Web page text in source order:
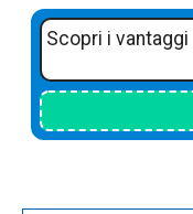
Scopri i